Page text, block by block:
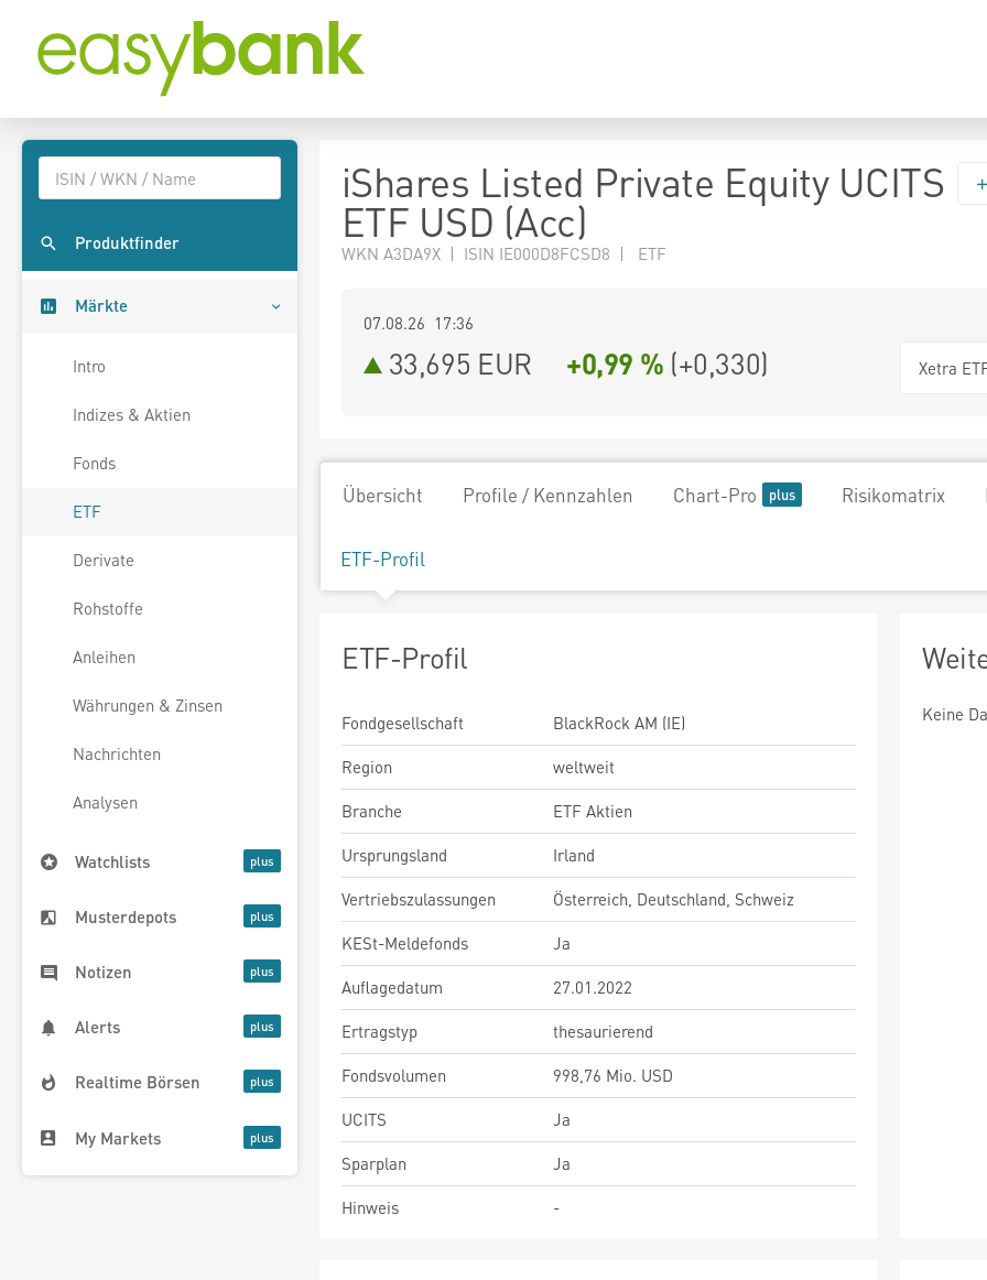
Produktfinder
Märkte
Intro
Indizes & Aktien
Fonds
ETF
Derivate
Rohstoffe
Anleihen
Währungen & Zinsen
Nachrichten
Analysen
Watchlists
Musterdepots
Notizen
Alerts
Realtime Börsen
My Markets
iShares Listed Private Equity UCITS
ETF USD (Acc)
WKN A3DA9X | ISIN IE000D8FCSD8 | ETF
07.08.26 17:36
33,695 EUR +0,99 % (+0,330) Xetra
Übersicht Profile / Kennzahlen Chart-Pro Risikomatrix
ETF-Profil
ETF-Profil
Fondgesellschaft
BlackRock AM (IE)
Region
weltweit
Branche
ETF Aktien
Ursprungsland
Irland
Vertriebszulassungen
Österreich, Deutschland, Schweiz
KESt-Meldefonds
Ja
Auflagedatum
27.01.2022
Ertragstyp
thesaurierend
Fondsvolumen
998,76 Mio. USD
UCITS
Ja
Sparplan
Ja
Hinweis
-
Keine